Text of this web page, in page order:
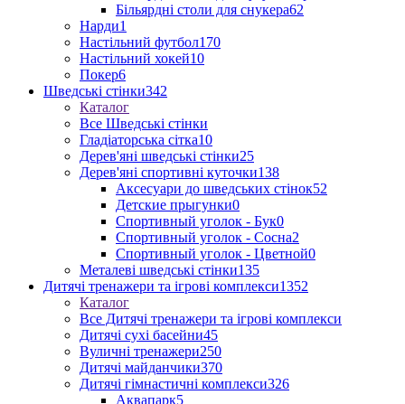
Більярдні столи для снукера62
Нарди1
Настільний футбол170
Настільний хокей10
Покер6
Шведські стінки342
Каталог
Все Шведські стінки
Гладіаторська сітка10
Дерев'яні шведські стінки25
Дерев'яні спортивні куточки138
Аксесуари до шведських стінок52
Детские прыгунки0
Спортивный уголок - Бук0
Спортивный уголок - Сосна2
Спортивный уголок - Цветной0
Металеві шведські стінки135
Дитячі тренажери та ігрові комплекси1352
Каталог
Все Дитячі тренажери та ігрові комплекси
Дитячі сухі басейни45
Вуличні тренажери250
Дитячі майданчики370
Дитячі гімнастичні комплекси326
Аквапарк5